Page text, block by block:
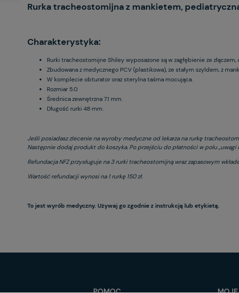
Rurka tracheostomijna z mankietem, pediatryczna
Charakterystyka:
Rurki tracheostomijne Shiley wyposażone są w zagłębienie ze
Zbudowana z medycznego PCV (plastikowa), ze stałym szyldem, z
W komplecie obturator oraz sterylna taśma mocująca.
Rozmiar 5.0
Średnica zewnętrzna 7.1 mm.
Długość rurki 48 mm.
Jeśli posiadasz zlecenie na wyroby medyczne od lekarza na rurkę
Następnie dodaj produkt do koszyka. Po przejściu do płatności w polu
Refundacja NFZ przysługuje na 3 rurki tracheostomijną wraz zapasowym
Wartość refundacji wynosi na 1 rurkę 150 zł.
To jest wyrób medyczny. Używaj go zgodnie z instrukcją lub etykietą.